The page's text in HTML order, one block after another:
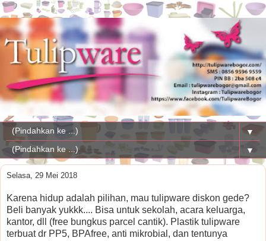
▼
▼
Selasa, 29 Mei 2018
Karena hidup adalah pilihan, mau tulipware diskon gede?
Beli banyak yukkk.... Bisa untuk sekolah, acara keluarga,
kantor, dll (free bungkus parcel cantik). Plastik tulipware
terbuat dr PP5, BPAfree, anti mikrobial, dan tentunya